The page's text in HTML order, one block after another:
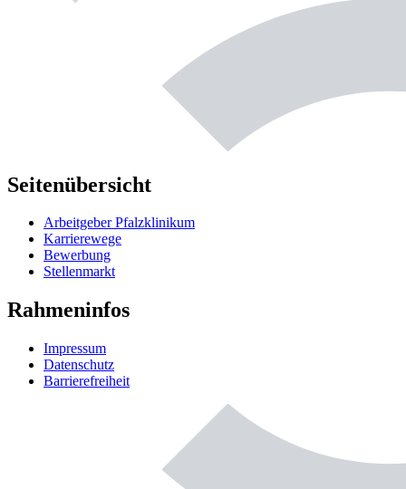
Seitenübersicht
Arbeitgeber Pfalzklinikum
Karrierewege
Bewerbung
Stellenmarkt
Rahmeninfos
Impressum
Datenschutz
Barrierefreiheit